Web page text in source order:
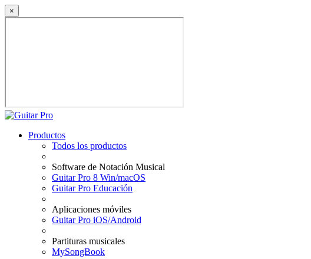
×
Productos
Todos los productos
Software de Notación Musical
Guitar Pro 8 Win/macOS
Guitar Pro Educación
Aplicaciones móviles
Guitar Pro iOS/Android
Partituras musicales
MySongBook